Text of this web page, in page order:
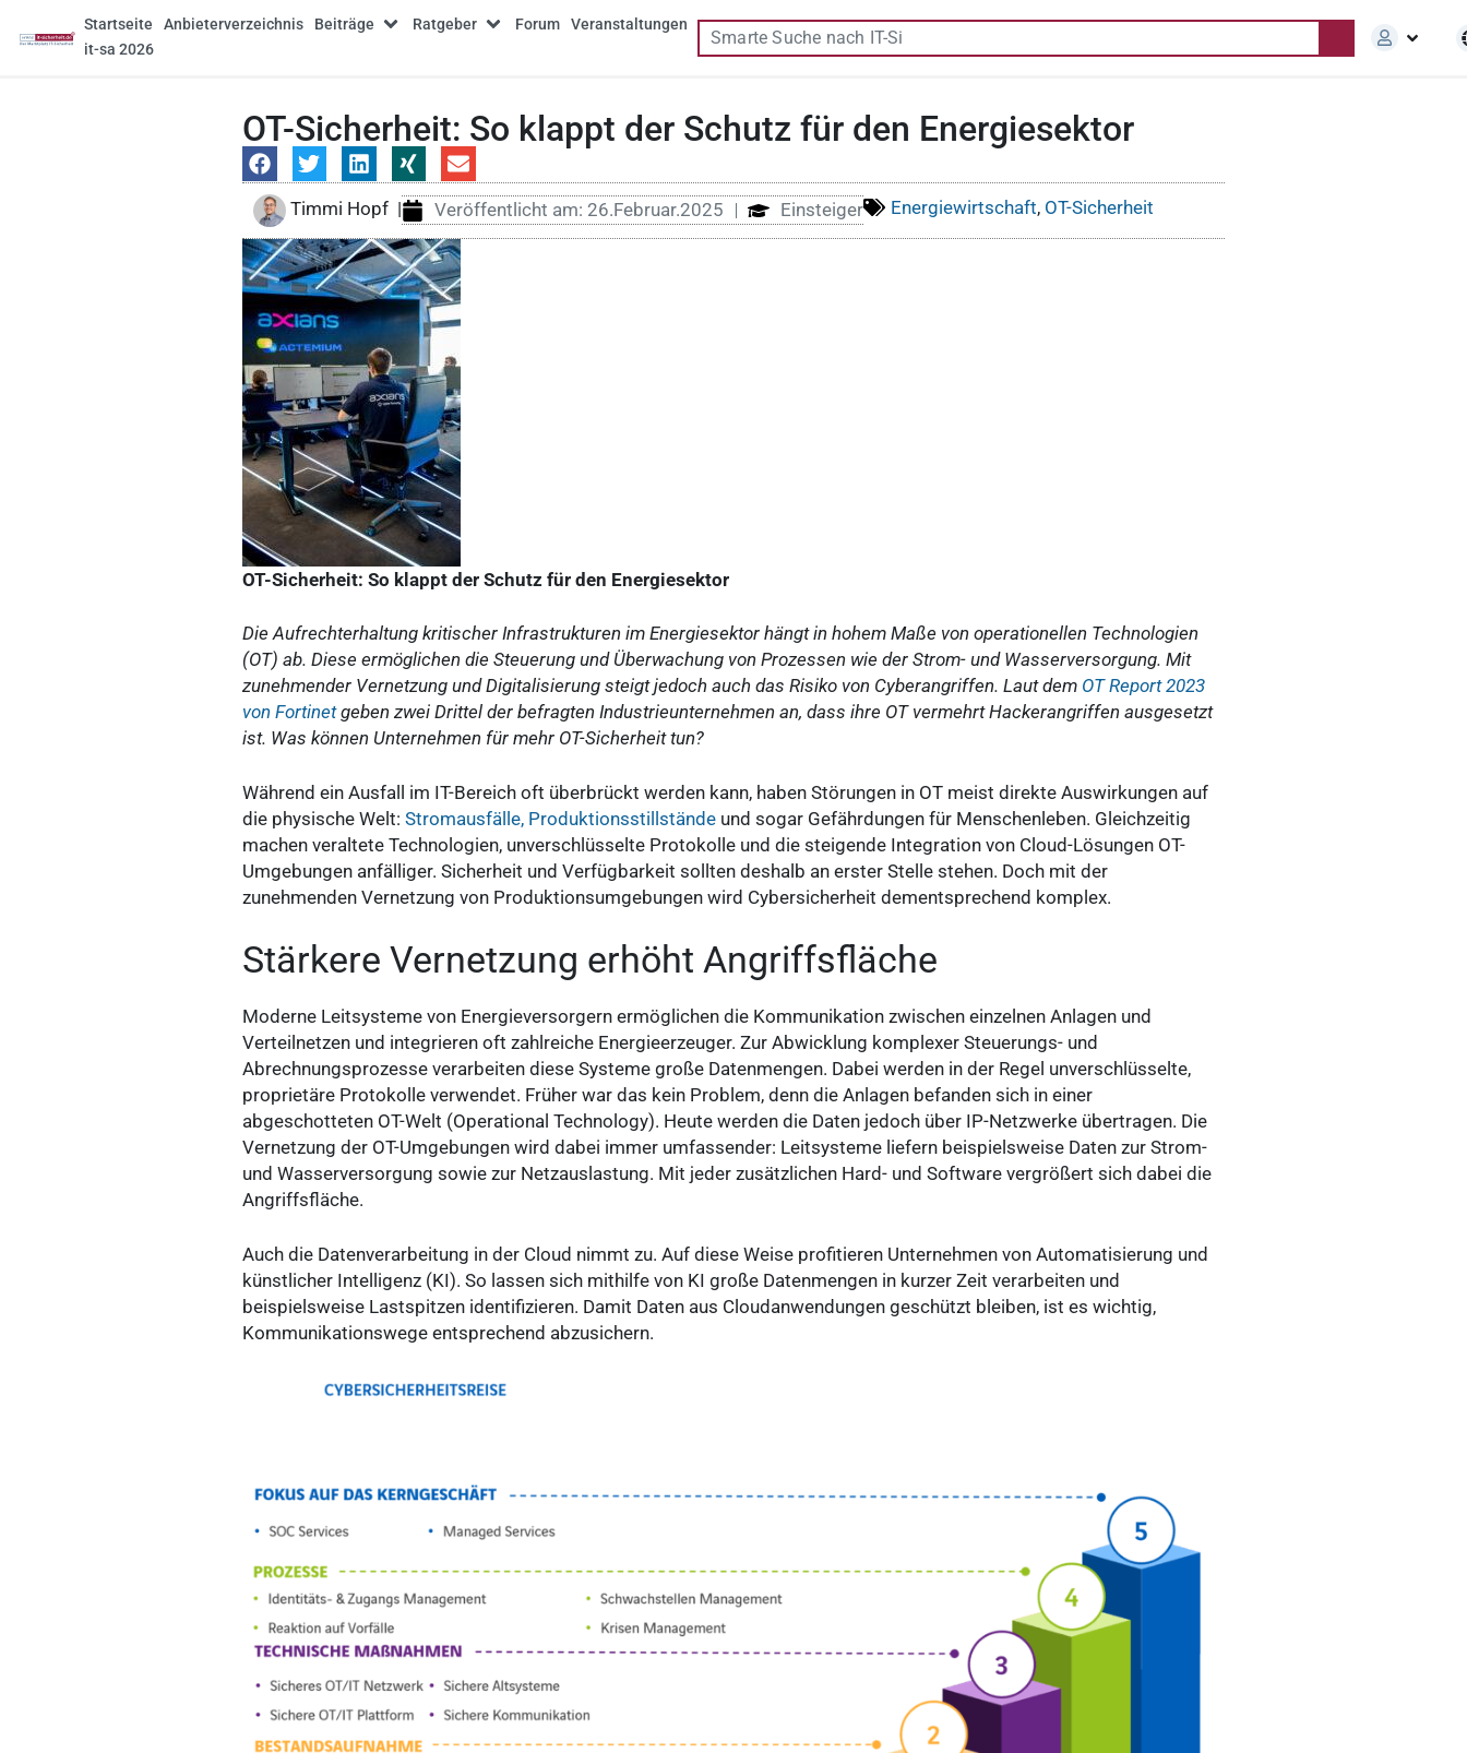
Startseite Anbieterverzeichnis Beiträge Ratgeber Forum
Veranstaltungen
it-sa 2026
OT-Sicherheit: So klappt der Schutz für den Energiesektor
Timmi Hopf | Veröffentlicht am: 26.Februar.2025 Einsteiger Energiewirtschaft, OT-Sicherheit
OT-Sicherheit: So klappt der Schutz für den Energiesektor
Die Aufrechterhaltung kritischer Infrastrukturen im Energiesektor hängt in hohem Maße von operationellen Technologien
(OT) ab. Diese ermöglichen die Steuerung und Überwachung von Prozessen wie der Strom- und Wasserversorgung. Mit
zunehmender Vernetzung und Digitalisierung steigt jedoch auch das Risiko von Cyberangriffen. Laut dem OT Report 2023
von Fortinetgeben zwei Drittel der befragten Industrieunternehmen an, dass ihre OT vermehrt Hackerangriffen ausgesetzt
ist. Was können Unternehmen für mehr OT-Sicherheit tun?
Während ein Ausfall im IT-Bereich oft überbrückt werden kann, haben Störungen in OT meist direkte Auswirkungen auf
die physische Welt: Stromausfälle, Produktionsstillstände und sogar Gefährdungen für Menschenleben. Gleichzeitig
machen veraltete Technologien, unverschlüsselte Protokolle und die steigende Integration von Cloud-Lösungen OT-
Umgebungen anfälliger. Sicherheit und Verfügbarkeit sollten deshalb an erster Stelle stehen. Doch mit der
zunehmenden Vernetzung von Produktionsumgebungen wird Cybersicherheit dementsprechend komplex.
Stärkere Vernetzung erhöht Angriffsfläche
Moderne Leitsysteme von Energieversorgern ermöglichen die Kommunikation zwischen einzelnen Anlagen und
Verteilnetzen und integrieren oft zahlreiche Energieerzeuger. Zur Abwicklung komplexer Steuerungs- und
Abrechnungsprozesse verarbeiten diese Systeme große Datenmengen. Dabei werden in der Regel unverschlüsselte,
proprietäre Protokolle verwendet. Früher war das kein Problem, denn die Anlagen befanden sich in einer
abgeschotteten OT-Welt (Operational Technology). Heute werden die Daten jedoch über IP-Netzwerke übertragen. Die
Vernetzung der OT-Umgebungen wird dabei immer umfassender: Leitsysteme liefern beispielsweise Daten zur Strom-
und Wasserversorgung sowie zur Netzauslastung. Mit jeder zusätzlichen Hard- und Software vergrößert sich dabei die
Angriffsfläche.
Auch die Datenverarbeitung in der Cloud nimmt zu. Auf diese Weise profitieren Unternehmen von Automatisierung und
künstlicher Intelligenz (KI). So lassen sich mithilfe von KI große Datenmengen in kurzer Zeit verarbeiten und
beispielsweise Lastspitzen identifizieren. Damit Daten aus Cloudanwendungen geschützt bleiben, ist es wichtig,
Kommunikationswege entsprechend abzusichern.